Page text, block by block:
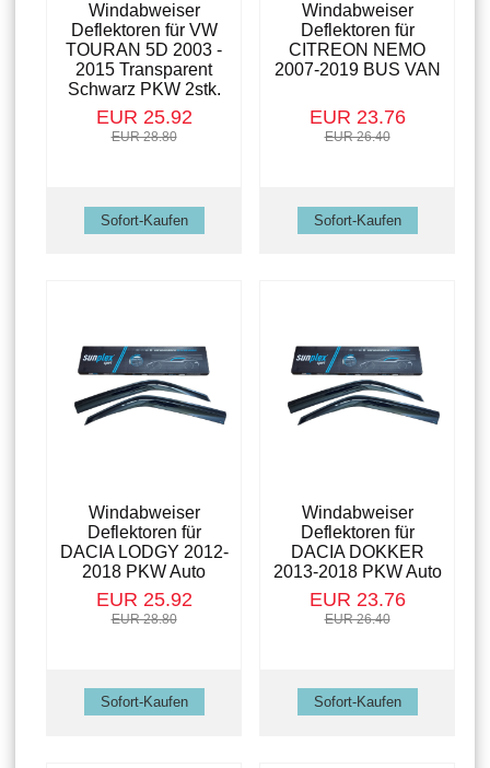
Windabweiser
Deflektoren für VW
TOURAN 5D 2003 -
2015 Transparent
Schwarz PKW 2stk.
EUR 25.92
EUR 28.80
Windabweiser
Deflektoren für
CITREON NEMO
2007-2019 BUS VAN
EUR 23.76
EUR 26.40
Windabweiser
Deflektoren für
DACIA LODGY 2012-
2018 PKW Auto
EUR 25.92
EUR 28.80
Windabweiser
Deflektoren für
DACIA DOKKER
2013-2018 PKW Auto
EUR 23.76
EUR 26.40